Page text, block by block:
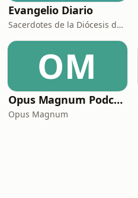
Evangelio Diario
Sacerdotes de la Diócesis de Zamora
OM
Opus Magnum Podcast
Opus Magnum